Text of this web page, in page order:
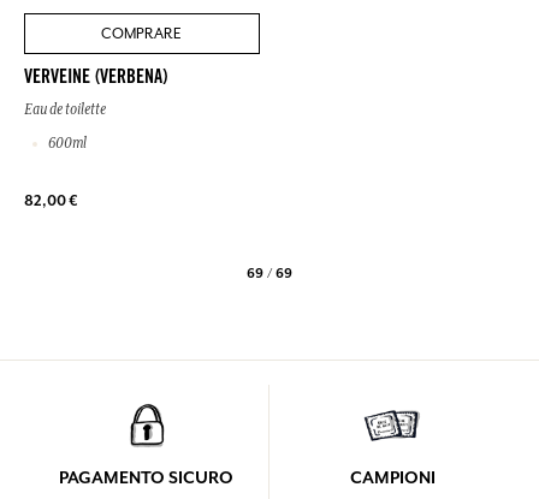
COMPRARE
VERVEINE (VERBENA)
Eau de toilette
600ml
82,00 €
69 / 69
PAGAMENTO SICURO CAMPIONI